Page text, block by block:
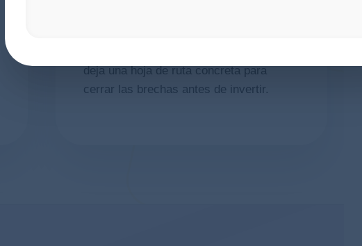
deja una hoja de ruta concreta para
cerrar las brechas antes de invertir.